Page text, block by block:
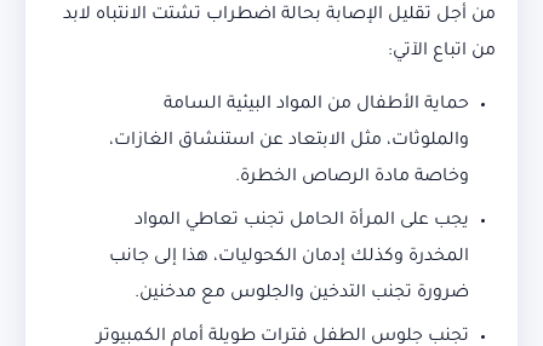
من أجل تقليل الإصابة بحالة اضطراب تشتت الانتباه لابد
من اتباع الآتي:
حماية الأطفال من المواد البيئية السامة
والملوثات، مثل الابتعاد عن استنشاق الغازات،
وخاصة مادة الرصاص الخطرة.
يجب على المرأة الحامل تجنب تعاطي المواد
المخدرة وكذلك إدمان الكحوليات، هذا إلى جانب
ضرورة تجنب التدخين والجلوس مع مدخنين.
تجنب جلوس الطفل فترات طويلة أمام الكمبيوتر